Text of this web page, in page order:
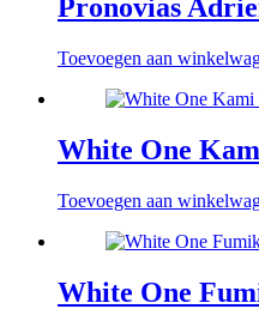
Pronovias
Toevoegen aan
White One
Toevoegen aan
White One